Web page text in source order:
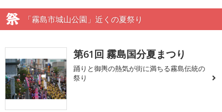
「霧島市城山公園」近くの夏祭り
第61回 霧島国分夏まつり
踊りと御輿の熱気が街に満ちる霧島伝統の
祭り